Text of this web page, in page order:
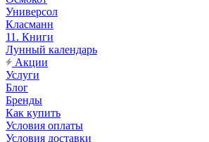
Универсол
Класманн
11. Книги
Лунный календарь
Акции
Услуги
Блог
Бренды
Как купить
Условия оплаты
Условия доставки